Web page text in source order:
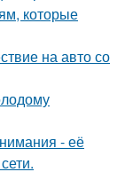
которые
на авто со
- её